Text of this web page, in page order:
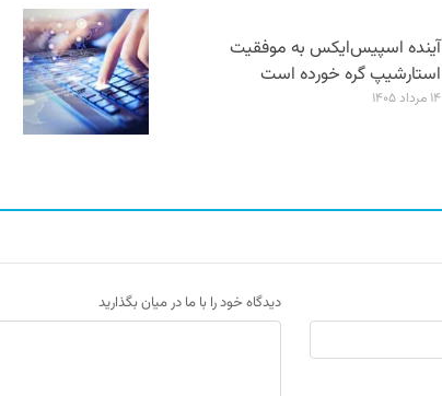
آینده اسپیس‌ایکس به موفقیت
استارشیپ گره خورده است
۱۴ مرداد ۱۴۰۵
دیدگاه خود را با ما در میان بگذارید